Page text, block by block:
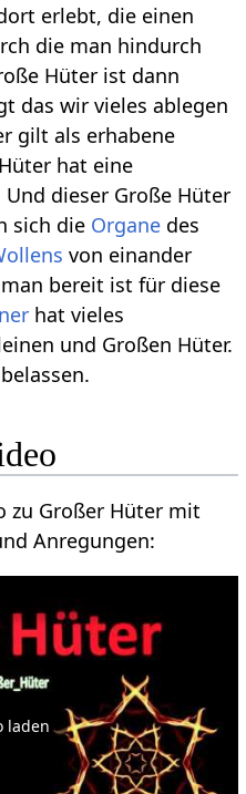
erlebt, die einen
die man hindurch
Hüter ist dann
das wir vieles ablegen
gilt als erhabene
hat eine
Und dieser Große Hüter
sich die Organe des
von einander
bereit ist für diese
hat vieles
und Großen Hüter.
zu Großer Hüter mit
Anregungen:
laden